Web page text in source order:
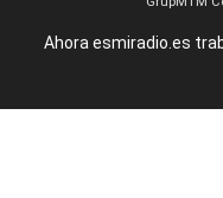
Ahora esmiradio.es